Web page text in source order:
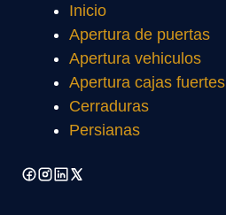
Inicio
Apertura de puertas
Apertura vehiculos
Apertura cajas fuertes
Cerraduras
Persianas